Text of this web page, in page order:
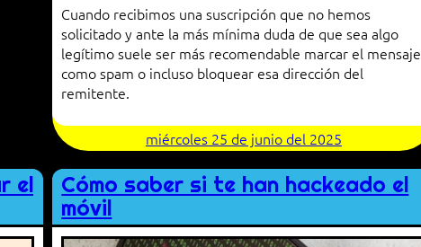
Cuando recibimos una suscripción que no hemos
solicitado y ante la más mínima duda de que sea algo
legítimo suele ser más recomendable marcar el mensaje
como spam o incluso bloquear esa dirección del
remitente.
miércoles 25 de junio del 2025
el
Cómo saber si te han hackeado el
móvil